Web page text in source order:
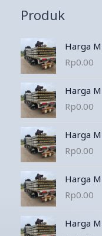
Produk
Harga
Rp0.00
Harga
Rp0.00
Harga
Rp0.00
Harga
Rp0.00
Harga